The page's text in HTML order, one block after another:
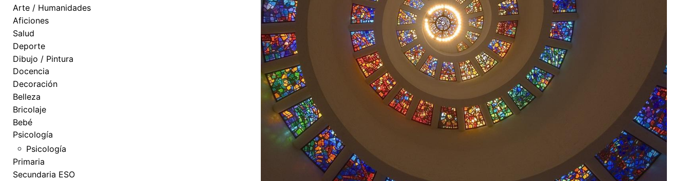
Arte / Humanidades
Aficiones
Salud
Deporte
Dibujo / Pintura
Docencia
Decoración
Belleza
Bricolaje
Bebé
Psicología
Psicología
Primaria
Secundaria ESO